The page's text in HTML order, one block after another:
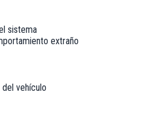
sistema
extraño
vehículo